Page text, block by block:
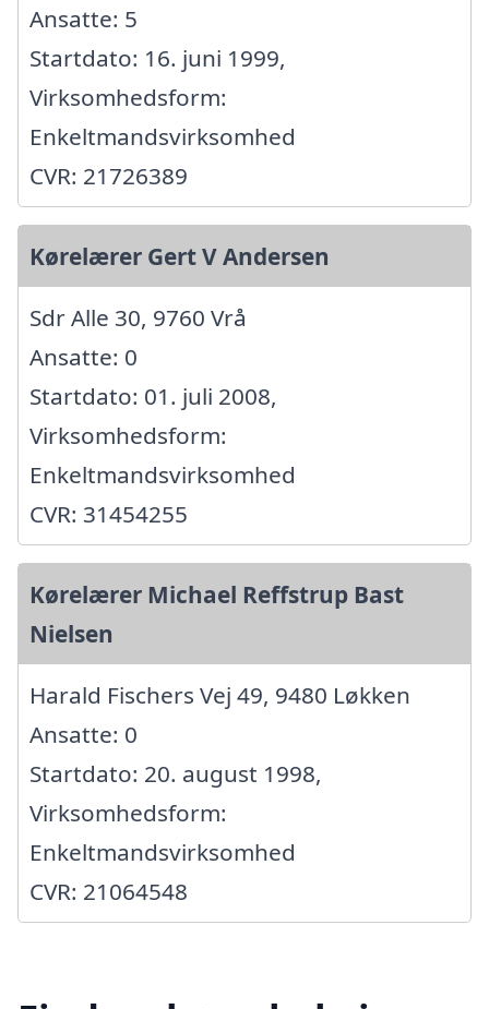
Ansatte: 5
Startdato: 16. juni 1999,
Virksomhedsform:
Enkeltmandsvirksomhed
CVR: 21726389
Kørelærer Gert V Andersen
Sdr Alle 30, 9760 Vrå
Ansatte: 0
Startdato: 01. juli 2008,
Virksomhedsform:
Enkeltmandsvirksomhed
CVR: 31454255
Kørelærer Michael Reffstrup Bast
Nielsen
Harald Fischers Vej 49, 9480 Løkken
Ansatte: 0
Startdato: 20. august 1998,
Virksomhedsform:
Enkeltmandsvirksomhed
CVR: 21064548